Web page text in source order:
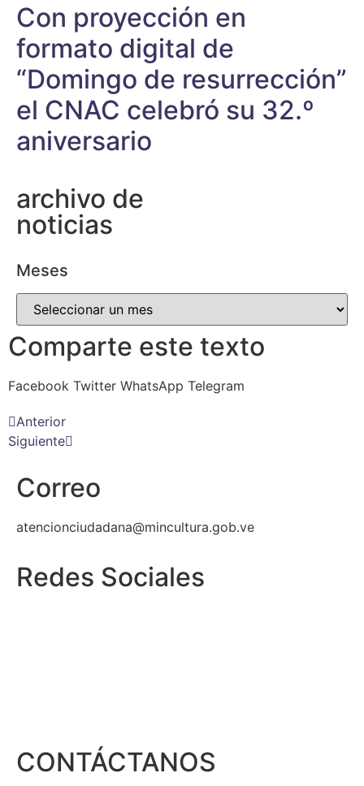
Con proyección en
formato digital de
“Domingo de resurrección”
el CNAC celebró su 32.º
aniversario
archivo de
noticias
Meses
Comparte este texto
Facebook Twitter WhatsApp Telegram
Anterior
Siguiente
Correo
atencionciudadana@mincultura.gob.ve
Redes Sociales
CONTÁCTANOS